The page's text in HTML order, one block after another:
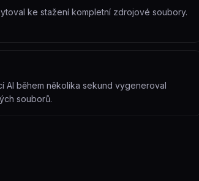
ke stažení kompletní zdrojové soubory.
během několika sekund vygeneroval
souborů.